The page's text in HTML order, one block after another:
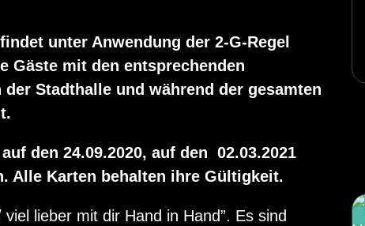
unter Anwendung der 2-G-Regel
Gäste mit den entsprechenden
Stadthalle und während der gesamten
den 24.09.2020, auf den 02.03.2021
Alle Karten behalten ihre Gültigkeit.
lieber mit dir Hand in Hand”. Es sind